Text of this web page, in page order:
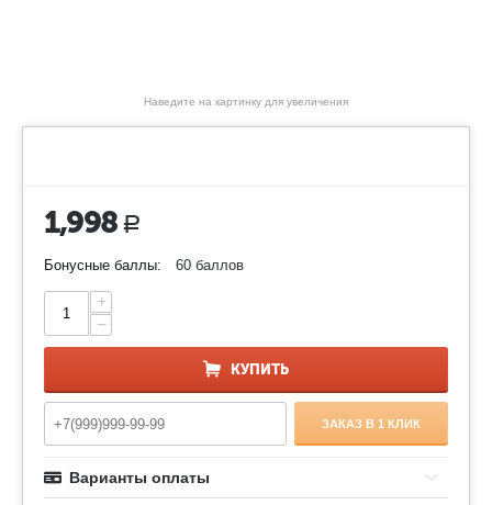
Наведите на картинку для увеличения
1,998 Р
Бонусные баллы: 60 баллов
+
−
КУПИТЬ
ЗАКАЗ В 1 КЛИК
Варианты оплаты